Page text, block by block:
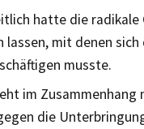
hatte die radikale
mit denen sich
musste.
im Zusammenhang
die